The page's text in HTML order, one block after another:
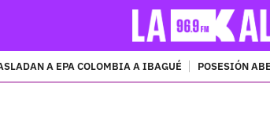
A EPA COLOMBIA A IBAGUÉ POSESIÓN